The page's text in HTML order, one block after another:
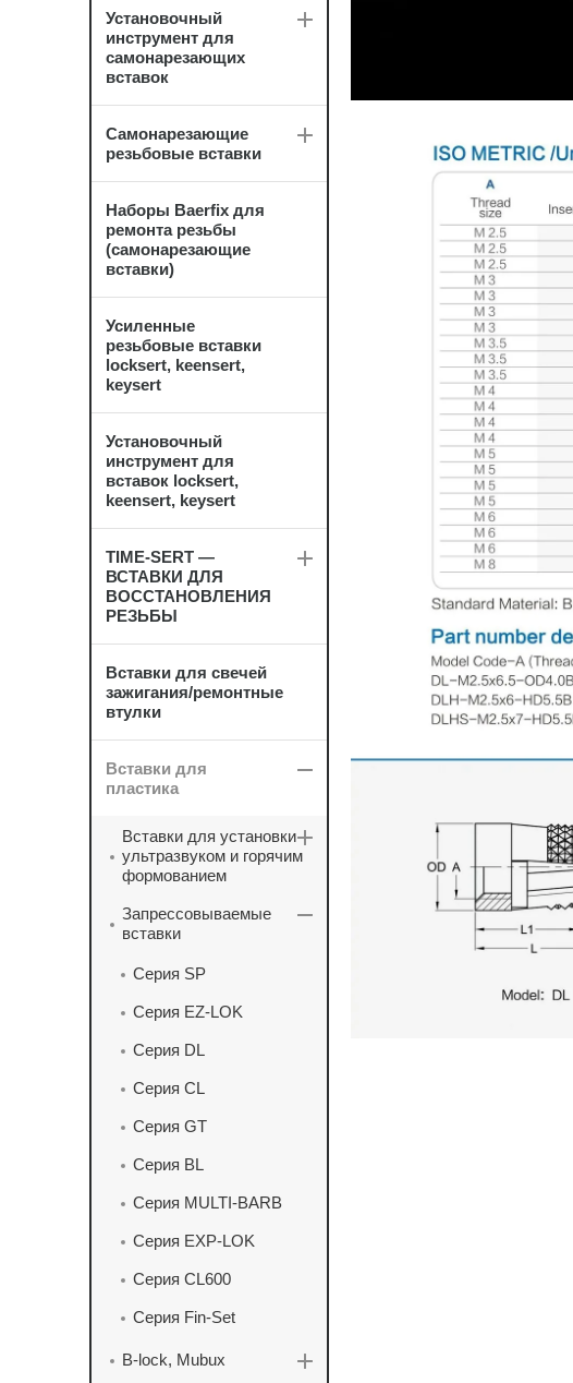
Установочный
инструмент для
самонарезающих
вставок
Самонарезающие
резьбовые вставки
Наборы Baerfix для
ремонта резьбы
(самонарезающие
вставки)
Усиленные
резьбовые вставки
locksert, keensert,
keysert
Установочный
инструмент для
вставок locksert,
keensert, keysert
TIME-SERT —
ВСТАВКИ ДЛЯ
ВОССТАНОВЛЕНИЯ
РЕЗЬБЫ
Вставки для свечей
зажигания/ремонтные
втулки
Вставки для
пластика
Вставки для установки
ультразвуком и горячим
формованием
Запрессовываемые
вставки
Серия SP
Серия EZ-LOK
Серия DL
Серия CL
Серия GT
Серия BL
Серия MULTI-BARB
Серия EXP-LOK
Серия CL600
Серия Fin-Set
B-lock, Mubux